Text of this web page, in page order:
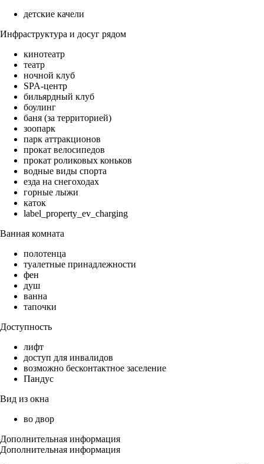
детские качели
Инфраструктура и досуг рядом
кинотеатр
театр
ночной клуб
SPA-центр
бильярдный клуб
боулинг
баня (за территорией)
зоопарк
парк аттракционов
прокат велосипедов
прокат роликовых коньков
водные виды спорта
езда на снегоходах
горные лыжи
каток
label_property_ev_charging
Ванная комната
полотенца
туалетные принадлежности
фен
душ
ванна
тапочки
Доступность
лифт
доступ для инвалидов
возможно бесконтактное заселение
Пандус
Вид из окна
во двор
Дополнительная информация
Дополнительная информация